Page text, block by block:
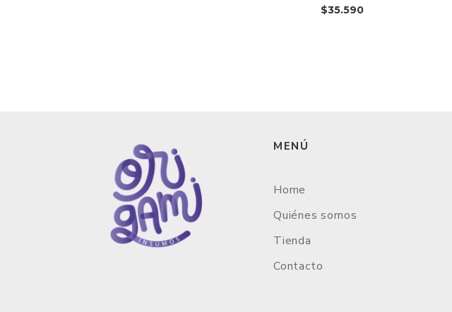
$35.590
MENÚ
Home
Quiénes somos
Tienda
Contacto